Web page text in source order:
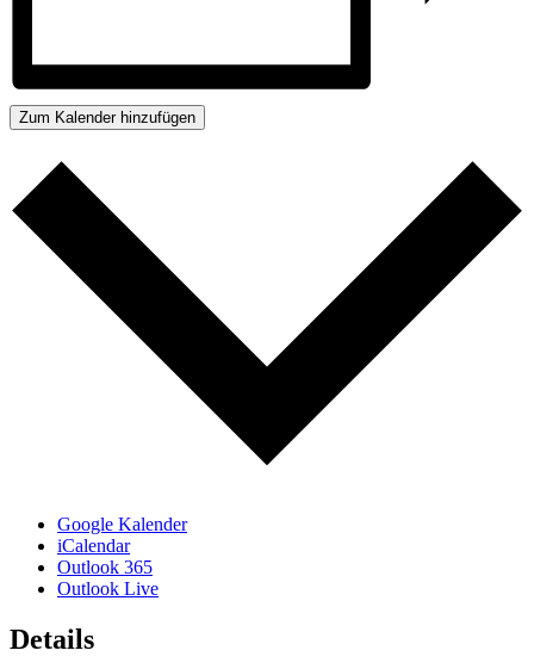
Zum Kalender hinzufügen
Google Kalender
iCalendar
Outlook 365
Outlook Live
Details